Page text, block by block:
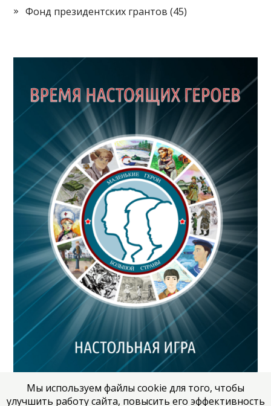
Фонд президентских грантов (45)
Мы используем файлы cookie для того, чтобы
улучшить работу сайта, повысить его эффективность